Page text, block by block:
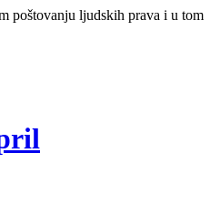
poštovanju ljudskih prava i u tom